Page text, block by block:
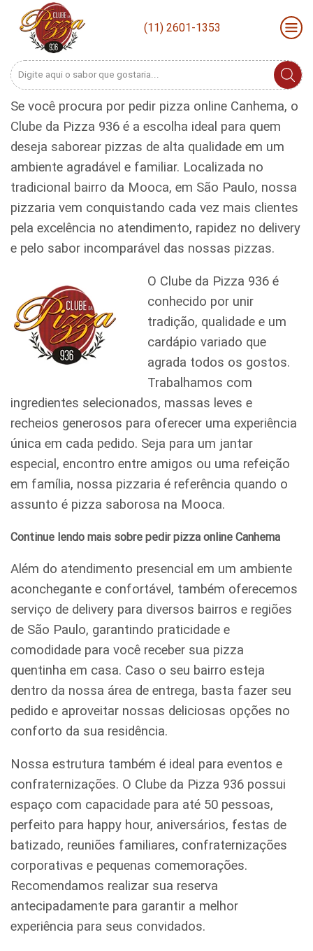
(11) 2601-1353
Search
Se você procura por pedir pizza online Canhema, o
Clube da Pizza 936 é a escolha ideal para quem
deseja saborear pizzas de alta qualidade em um
ambiente agradável e familiar. Localizada no
tradicional bairro da Mooca, em São Paulo, nossa
pizzaria vem conquistando cada vez mais clientes
pela excelência no atendimento, rapidez no delivery
e pelo sabor incomparável das nossas pizzas.
O Clube da Pizza 936 é
conhecido por unir
tradição, qualidade e um
cardápio variado que
agrada todos os gostos.
Trabalhamos com
ingredientes selecionados, massas leves e
recheios generosos para oferecer uma experiência
única em cada pedido. Seja para um jantar
especial, encontro entre amigos ou uma refeição
em família, nossa pizzaria é referência quando o
assunto é pizza saborosa na Mooca.
Continue lendo mais sobre pedir pizza online Canhema
Além do atendimento presencial em um ambiente
aconchegante e confortável, também oferecemos
serviço de delivery para diversos bairros e regiões
de São Paulo, garantindo praticidade e
comodidade para você receber sua pizza
quentinha em casa. Caso o seu bairro esteja
dentro da nossa área de entrega, basta fazer seu
pedido e aproveitar nossas deliciosas opções no
conforto da sua residência.
Nossa estrutura também é ideal para eventos e
confraternizações. O Clube da Pizza 936 possui
espaço com capacidade para até 50 pessoas,
perfeito para happy hour, aniversários, festas de
batizado, reuniões familiares, confraternizações
corporativas e pequenas comemorações.
Recomendamos realizar sua reserva
antecipadamente para garantir a melhor
experiência para seus convidados.